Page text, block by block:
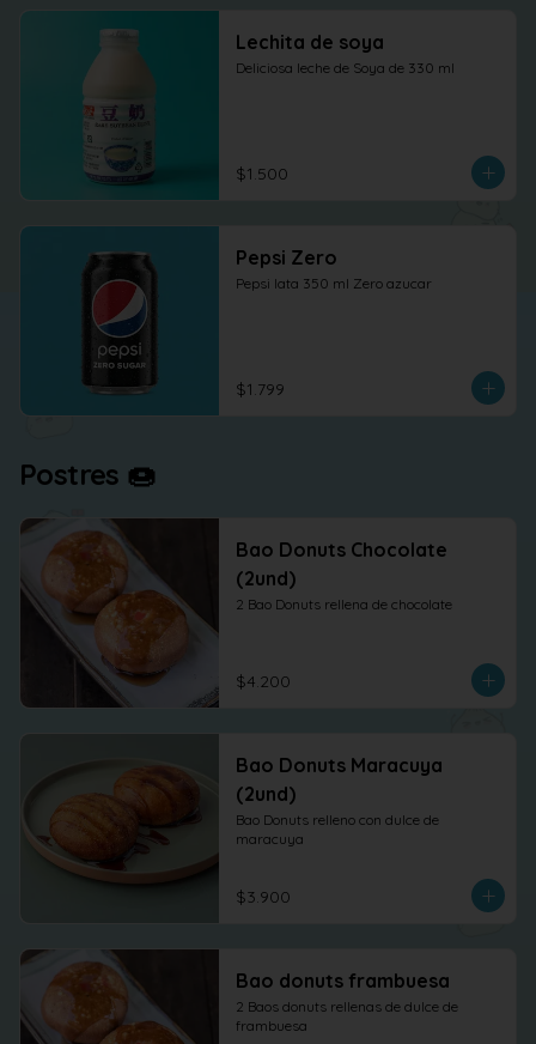
Lechita de soya
Deliciosa leche de Soya de 330 ml
$1.500
Pepsi Zero
Pepsi lata 350 ml Zero azucar
$1.799
Postres 🍩
Bao Donuts Chocolate
(2und)
2 Bao Donuts rellena de chocolate
$4.200
Bao Donuts Maracuya
(2und)
Bao Donuts relleno con dulce de
maracuya
$3.900
Bao donuts frambuesa
2 Baos donuts rellenas de dulce de
frambuesa